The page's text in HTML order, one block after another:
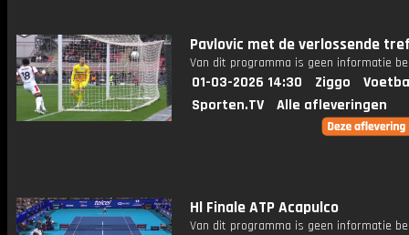
Pavlovic met de verlossende
Van dit programma is geen informatie
01-03-2026 14:30 Ziggo
Sporten.TV
Alle afleveringen
Hl Finale ATP Acapulco
Van dit programma is geen informatie